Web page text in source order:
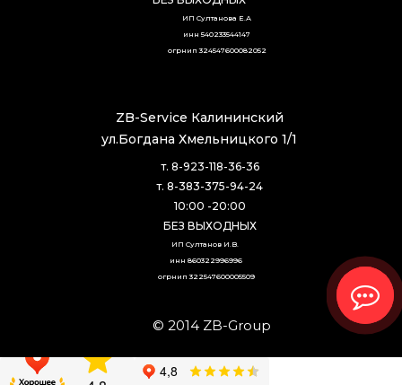
© 2014 ZB-Group
ZB-Service Калининский
ул.Богдана Хмельницкого 1/1
т. 8-923-118-36-36
т. 8-383-375-94-24
10:00 -20:00
БЕЗ ВЫХОДНЫХ
ИП Султанова Е.А
инн 540233544147
огрнип 324547600082052
ИП Султанов И.В.
инн 860322996996
огрнип 322547600005509